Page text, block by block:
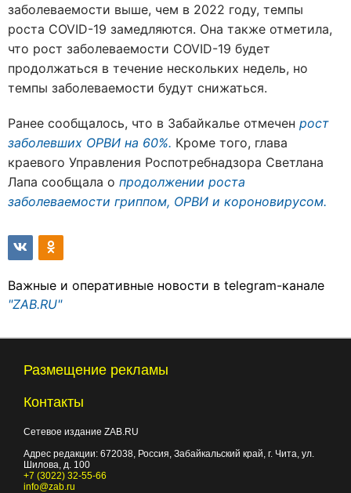
заболеваемости выше, чем в 2022 году, темпы
роста COVID-19 замедляются. Она также отметила,
что рост заболеваемости COVID-19 будет
продолжаться в течение нескольких недель, но
темпы заболеваемости будут снижаться.
Ранее сообщалось, что в Забайкалье отмечен рост
заболевших ОРВИ на 60%. Кроме того, глава
краевого Управления Роспотребнадзора Светлана
Лапа сообщала о продолжении роста
заболеваемости гриппом, ОРВИ и короновирусом.
Важные и оперативные новости в telegram-канале
"ZAB.RU"
Размещение рекламы
Контакты
Сетевое издание ZAB.RU
Адрес редакции: 672038 , Россия, Забайкальский край, г. Чита ул.
Шилова, д. 100
+7 (3022) 32-55-66
info@zab.ru